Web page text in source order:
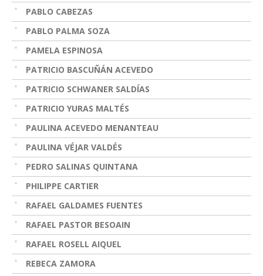
PABLO CABEZAS
PABLO PALMA SOZA
PAMELA ESPINOSA
PATRICIO BASCUÑÁN ACEVEDO
PATRICIO SCHWANER SALDÍAS
PATRICIO YURAS MALTÉS
PAULINA ACEVEDO MENANTEAU
PAULINA VÉJAR VALDÉS
PEDRO SALINAS QUINTANA
PHILIPPE CARTIER
RAFAEL GALDAMES FUENTES
RAFAEL PASTOR BESOAIN
RAFAEL ROSELL AIQUEL
REBECA ZAMORA